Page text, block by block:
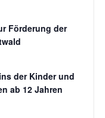
Förderung der
der Kinder und
ab 12 Jahren